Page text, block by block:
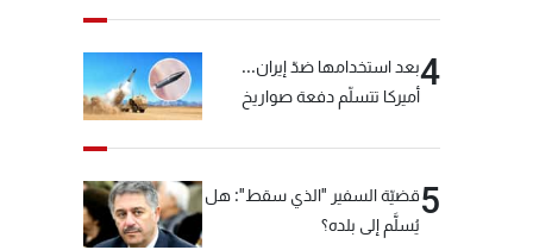
4بعد استخدامها ضدّ إيران...
أميركا تتسلّم دفعة صواريخ
5قضيّة السفير "الذي سقط": هل
يُسلَّم إلى بلده؟